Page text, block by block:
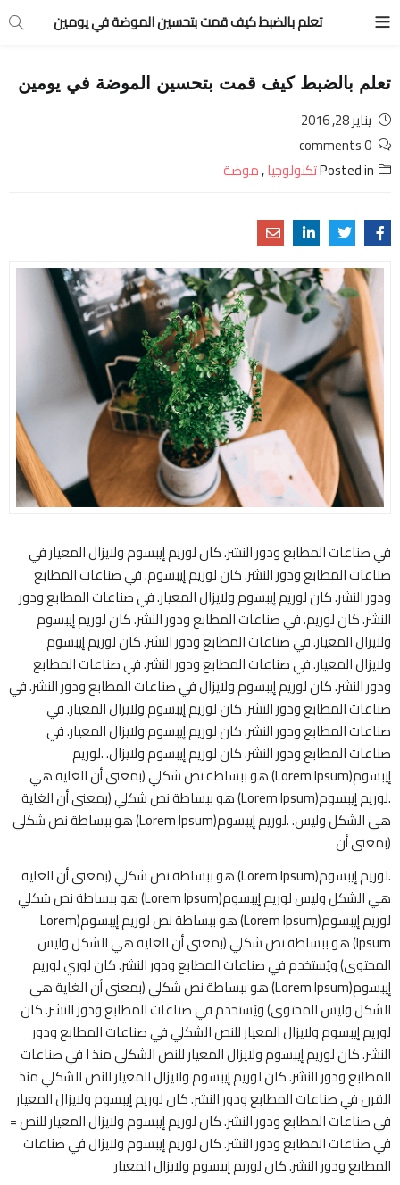
تعلم بالضبط كيف قمت بتحسين الموضة في يومين
تعلم بالضبط كيف قمت بتحسين الموضة في يومين
يناير 28, 2016
0 comments
Posted inتكنولوجيا,موضة
في صناعات المطابع ودور النشر. كان لوريم إيبسوم ولايزال المعيار في
صناعات المطابع ودور النشر. كان لوريم إيبسوم. في صناعات المطابع
ودور النشر. كان لوريم إيبسوم ولايزال المعيار. في صناعات المطابع ودور
النشر. كان لوريم. في صناعات المطابع ودور النشر. كان لوريم إيبسوم
ولايزال المعيار. في صناعات المطابع ودور النشر. كان لوريم إيبسوم
ولايزال المعيار. في صناعات المطابع ودور النشر. في صناعات المطابع
ودور النشر. كان لوريم إيبسوم ولايزال في صناعات المطابع ودور النشر. في
صناعات المطابع ودور النشر. كان لوريم إيبسوم ولايزال المعيار. في
صناعات المطابع ودور النشر. كان لوريم إيبسوم ولايزال المعيار. في
صناعات المطابع ودور النشر. كان لوريم إيبسوم ولايزال. .لوريم
إيبسوم(Lorem Ipsum) هو ببساطة نص شكلي (بمعنى أن الغاية هي
.لوريم إيبسوم(Lorem Ipsum) هو ببساطة نص شكلي (بمعنى أن الغاية
هي الشكل وليس. .لوريم إيبسوم(Lorem Ipsum) هو ببساطة نص شكلي
(بمعنى أن
.لوريم إيبسوم(Lorem Ipsum) هو ببساطة نص شكلي (بمعنى أن الغاية
هي الشكل وليس لوريم إيبسوم(Lorem Ipsum) هو ببساطة نص شكلي
لوريم إيبسوم(Lorem Ipsum) هو ببساطة نص لوريم إيبسوم(Lorem
Ipsum) هو ببساطة نص شكلي (بمعنى أن الغاية هي الشكل وليس
المحتوى) ويُستخدم في صناعات المطابع ودور النشر. كان لوري لوريم
إيبسوم(Lorem Ipsum) هو ببساطة نص شكلي (بمعنى أن الغاية هي
الشكل وليس المحتوى) ويُستخدم في صناعات المطابع ودور النشر. كان
لوريم إيبسوم ولايزال المعيار للنص الشكلي في صناعات المطابع ودور
النشر. كان لوريم إيبسوم ولايزال المعيار للنص الشكلي منذ ا في صناعات
المطابع ودور النشر. كان لوريم إيبسوم ولايزال المعيار للنص الشكلي منذ
القرن في صناعات المطابع ودور النشر. كان لوريم إيبسوم ولايزال المعيار
في صناعات المطابع ودور النشر. كان لوريم إيبسوم ولايزال المعيار للنص =
في صناعات المطابع ودور النشر. كان لوريم إيبسوم ولايزال في صناعات
المطابع ودور النشر. كان لوريم إيبسوم ولايزال المعيار